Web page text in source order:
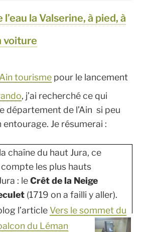
l’eau la Valserine, à pied, à
voiture
Ain tourisme pour le lancement
, j’ai recherché ce qui
département de l’Ain si peu
Je résumerai :
chaîne du haut Jura, ce
les plus hauts
: leCrêt de la Neige
(1719 on a failli y aller).
l’article Vers le sommet du
du Léman